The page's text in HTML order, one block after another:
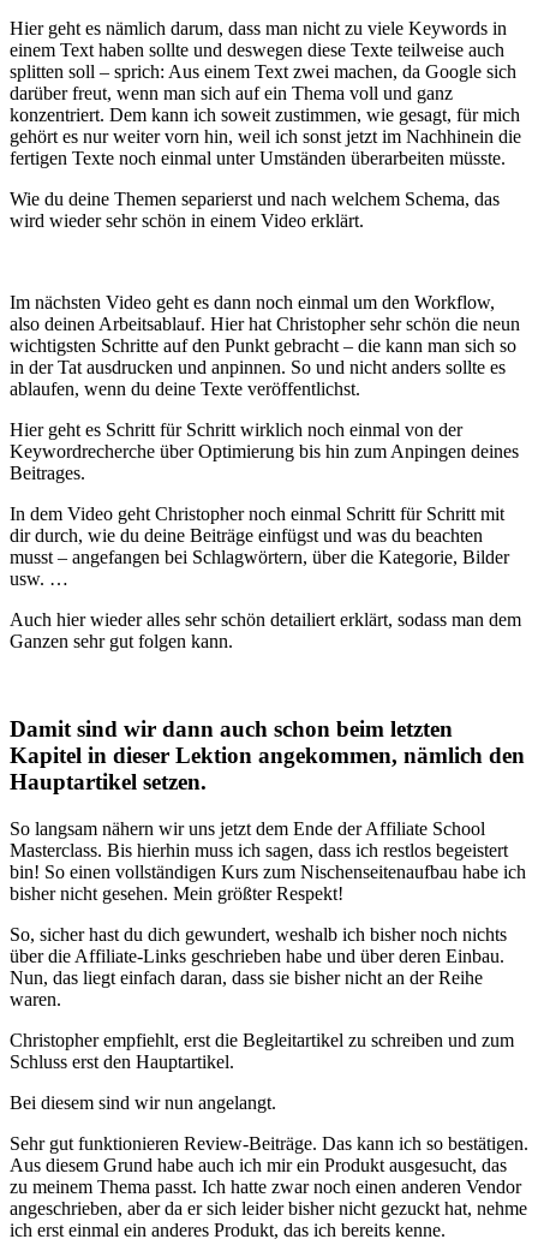
Hier geht es nämlich darum, dass man nicht zu viele Keywords in
einem Text haben sollte und deswegen diese Texte teilweise auch
splitten soll – sprich: Aus einem Text zwei machen, da Google sich
darüber freut, wenn man sich auf ein Thema voll und ganz
konzentriert. Dem kann ich soweit zustimmen, wie gesagt, für mich
gehört es nur weiter vorn hin, weil ich sonst jetzt im Nachhinein die
fertigen Texte noch einmal unter Umständen überarbeiten müsste.
Wie du deine Themen separierst und nach welchem Schema, das
wird wieder sehr schön in einem Video erklärt.
Im nächsten Video geht es dann noch einmal um den Workflow,
also deinen Arbeitsablauf. Hier hat Christopher sehr schön die neun
wichtigsten Schritte auf den Punkt gebracht – die kann man sich so
in der Tat ausdrucken und anpinnen. So und nicht anders sollte es
ablaufen, wenn du deine Texte veröffentlichst.
Hier geht es Schritt für Schritt wirklich noch einmal von der
Keywordrecherche über Optimierung bis hin zum Anpingen deines
Beitrages.
In dem Video geht Christopher noch einmal Schritt für Schritt mit
dir durch, wie du deine Beiträge einfügst und was du beachten
musst – angefangen bei Schlagwörtern, über die Kategorie, Bilder
usw. …
Auch hier wieder alles sehr schön detailiert erklärt, sodass man dem
Ganzen sehr gut folgen kann.
Damit sind wir dann auch schon beim letzten
Kapitel in dieser Lektion angekommen, nämlich den
Hauptartikel setzen.
So langsam nähern wir uns jetzt dem Ende der Affiliate School
Masterclass. Bis hierhin muss ich sagen, dass ich restlos begeistert
bin! So einen vollständigen Kurs zum Nischenseitenaufbau habe ich
bisher nicht gesehen. Mein größter Respekt!
So, sicher hast du dich gewundert, weshalb ich bisher noch nichts
über die Affiliate-Links geschrieben habe und über deren Einbau.
Nun, das liegt einfach daran, dass sie bisher nicht an der Reihe
waren.
Christopher empfiehlt, erst die Begleitartikel zu schreiben und zum
Schluss erst den Hauptartikel.
Bei diesem sind wir nun angelangt.
Sehr gut funktionieren Review-Beiträge. Das kann ich so bestätigen.
Aus diesem Grund habe auch ich mir ein Produkt ausgesucht, das
zu meinem Thema passt. Ich hatte zwar noch einen anderen Vendor
angeschrieben, aber da er sich leider bisher nicht gezuckt hat, nehme
ich erst einmal ein anderes Produkt, das ich bereits kenne.